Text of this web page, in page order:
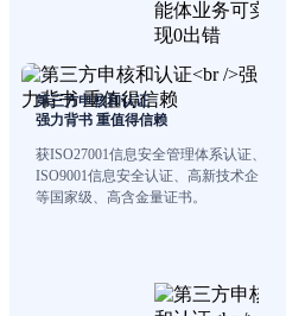
第三方申核和认证
强力背书 重值得信赖
获ISO27001信息安全管理体系认证、
ISO9001信息安全认证、高新技术企业
等国家级、高含金量证书。